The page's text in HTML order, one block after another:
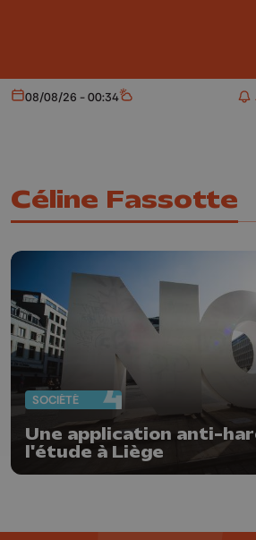
Aujourd'hui
08/08/26 - 00:34 Météo
Céline Fassotte
SOCIÉTÉ
Une application anti-
l'étude à Liège